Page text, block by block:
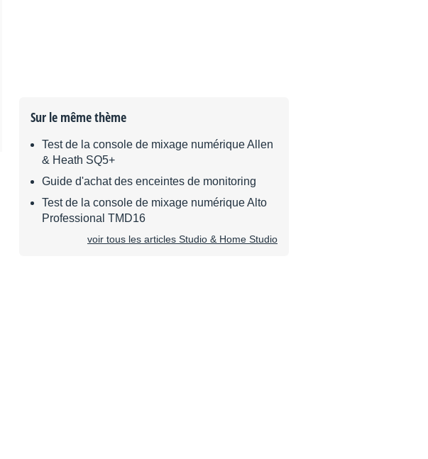
Sur le même thème
Test de la console de mixage numérique Allen
& Heath SQ5+
Guide d'achat des enceintes de monitoring
Test de la console de mixage numérique Alto
Professional TMD16
voir tous les articles Studio & Home Studio